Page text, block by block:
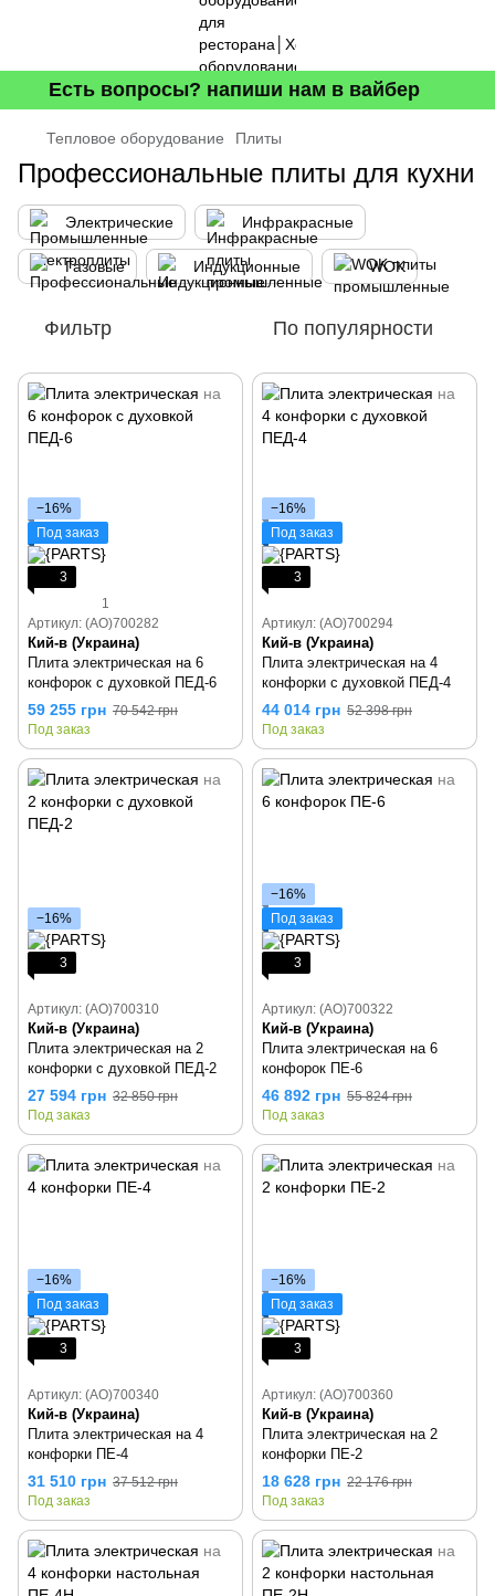
Есть вопросы? напиши нам в вайбер
Тепловое оборудование Плиты
Профессиональные плиты для кухни
Электрические Инфракрасные
Газовые Индукционные WOK
Фильтр По популярности
−16%
Под заказ
3
1
Артикул: (AO)700282
Кий-в (Украина)
Плита электрическая на 6
конфорок с духовкой ПЕД-6
59 255 грн 70 542 грн
Под заказ
−16%
Под заказ
3
Артикул: (AO)700294
Кий-в (Украина)
Плита электрическая на 4
конфорки с духовкой ПЕД-4
44 014 грн 52 398 грн
Под заказ
−16%
3
Артикул: (AO)700310
Кий-в (Украина)
Плита электрическая на 2
конфорки с духовкой ПЕД-2
27 594 грн 32 850 грн
Под заказ
−16%
Под заказ
3
Артикул: (AO)700322
Кий-в (Украина)
Плита электрическая на 6
конфорок ПЕ-6
46 892 грн 55 824 грн
Под заказ
−16%
Под заказ
3
Артикул: (AO)700340
Кий-в (Украина)
Плита электрическая на 4
конфорки ПЕ-4
31 510 грн 37 512 грн
Под заказ
−16%
Под заказ
3
Артикул: (AO)700360
Кий-в (Украина)
Плита электрическая на 2
конфорки ПЕ-2
18 628 грн 22 176 грн
Под заказ